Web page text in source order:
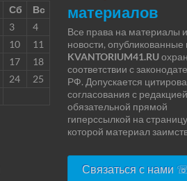
Сб
Вс
3
4
10
11
17
18
24
25
материалов
Все права на материалы и
новости, опубликованные
KVANTORIUM41.RU
соответствии с
РФ. Допускается
согласования с
обязательной прямой
гиперссылкой на
которой материал
Связаться с нами